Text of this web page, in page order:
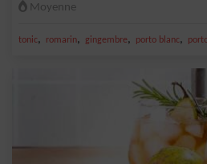
Moyenne
tonic, romarin, gingembre, porto blanc,